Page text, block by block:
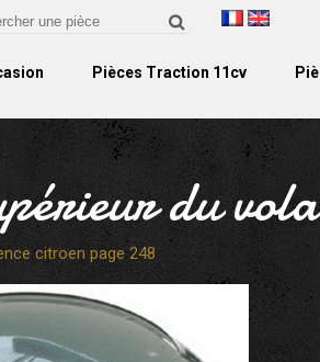
Pièces Traction 11cv
du
citroen page 248